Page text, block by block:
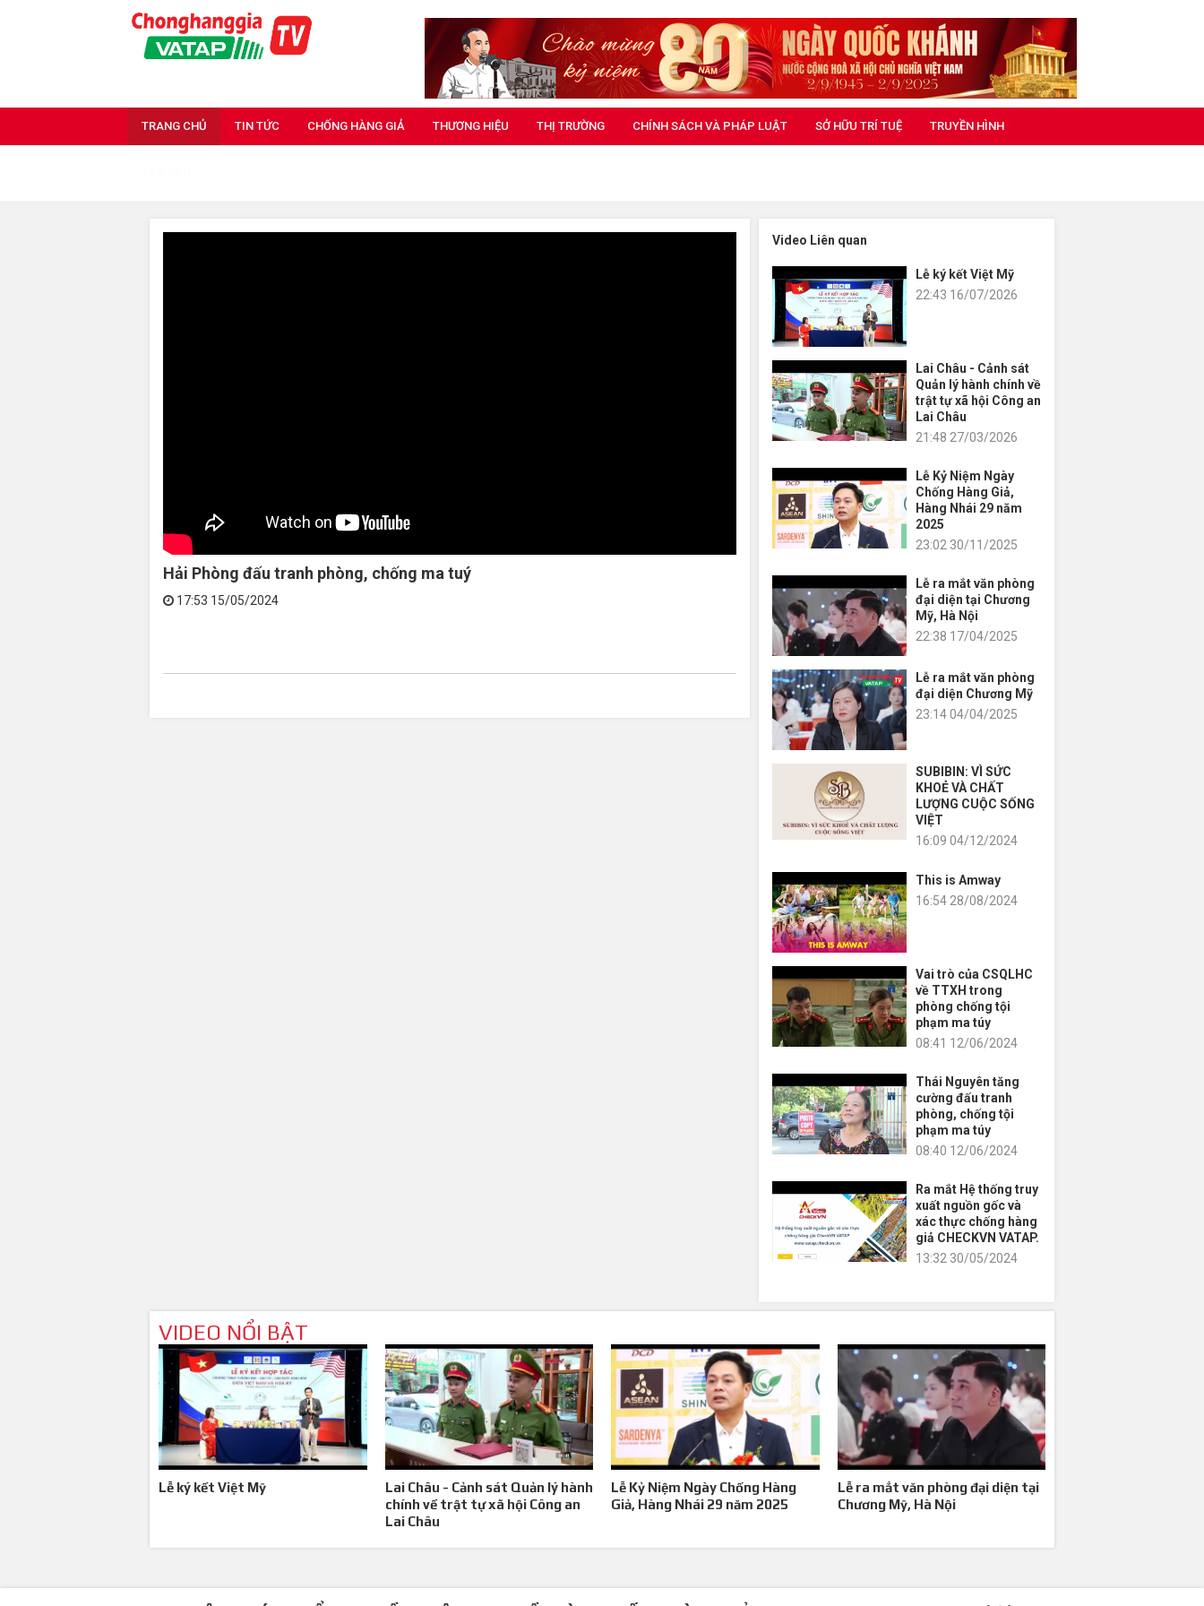
TRANG CHỦ TIN TỨC CHỐNG HÀNG GIẢ THƯƠNG HIỆU THỊ TRƯỜNG CHÍNH SÁCH VÀ PHÁP LUẬT SỞ HỮU TRÍ TUỆ TRUYỀN HÌNH
Hải Phòng đấu tranh phòng, chống ma tuý
17:53 15/05/2024
Video Liên quan
Lễ ký kết Việt Mỹ
22:43 16/07/2026
Lai Châu - Cảnh sát
Quản lý hành chính về
trật tự xã hội Công an
Lai Châu
21:48 27/03/2026
Lễ Kỷ Niệm Ngày
Chống Hàng Giả,
Hàng Nhái 29 năm
2025
23:02 30/11/2025
Lễ ra mắt văn phòng
đại diện tại Chương
Mỹ, Hà Nội
22:38 17/04/2025
Lễ ra mắt văn phòng
đại diện Chương Mỹ
23:14 04/04/2025
SUBIBIN: VÌ SỨC
KHOẺ VÀ CHẤT
LƯỢNG CUỘC SỐNG
VIỆT
16:09 04/12/2024
This is Amway
16:54 28/08/2024
Vai trò của CSQLHC
về TTXH trong
phòng chống tội
phạm ma túy
08:41 12/06/2024
Thái Nguyên tăng
cường đấu tranh
phòng, chống tội
phạm ma túy
08:40 12/06/2024
Ra mắt Hệ thống truy
xuất nguồn gốc và
xác thực chống hàng
giả CHECKVN VATAP.
13:32 30/05/2024
VIDEO NỔI BẬT
Lễ ký kết Việt Mỹ
Lai Châu - Cảnh sát Quản lý hành
chính về trật tự xã hội Công an
Lai Châu
Lễ Kỷ Niệm Ngày Chống Hàng
Giả, Hàng Nhái 29 năm 2025
Lễ ra mắt văn phòng đại diện tại
Chương Mỹ, Hà Nội